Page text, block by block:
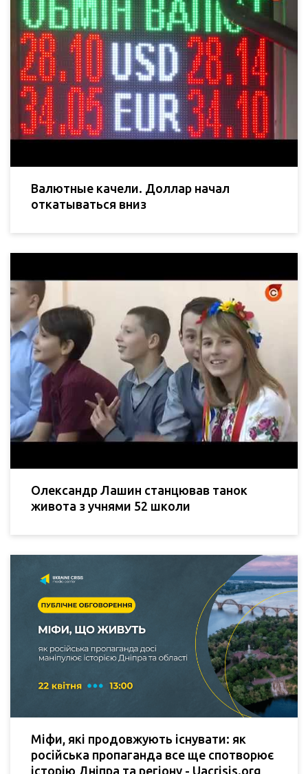
Валютные качели. Доллар начал
откатываться вниз
Олександр Лашин станцював танок
живота з учнями 52 школи
Міфи, які продовжують існувати: як
російська пропаганда все ще спотворює
історію Дніпра та регіону - Uacrisis.org